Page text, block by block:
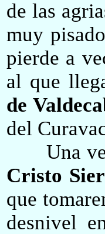
de las
muy
pierde a
al que
de
del
Una vez
Cristo
que
desnivel